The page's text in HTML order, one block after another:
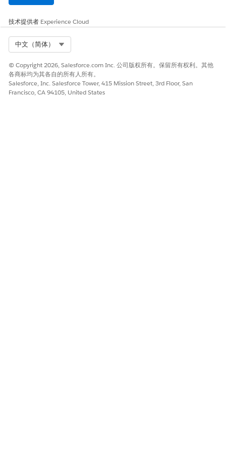
在流程完成时，您会收到有关生成的潜在客户数量的通知。
本文章是否解决您的问题？
请与我们共享您的想法，以便我们进行改进！
是 否
技术提供者 Experience Cloud
中文（简体）
© Copyright 2026, Salesforce.com Inc. 公司版权所有。保留所有权利。其他
各商标均为其各自的所有人所有。
Salesforce, Inc. Salesforce Tower, 415 Mission Street, 3rd Floor, San
Francisco, CA 94105, United States